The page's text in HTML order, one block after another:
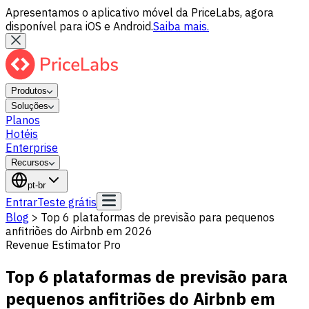
Apresentamos o aplicativo móvel da PriceLabs, agora
disponível para iOS e Android.Saiba mais.
Produtos
Soluções
Planos
Hotéis
Enterprise
Recursos
pt-br
EntrarTeste grátis
Blog > Top 6 plataformas de previsão para pequenos
anfitriões do Airbnb em 2026
Revenue Estimator Pro
Top 6 plataformas de previsão para
pequenos anfitriões do Airbnb em